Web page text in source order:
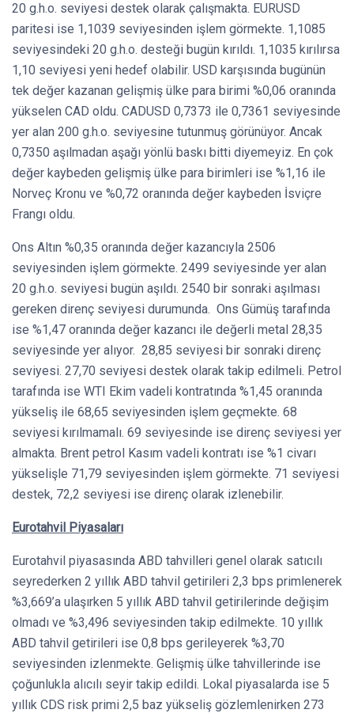
20 g.h.o. seviyesi destek olarak çalışmakta. EURUSD
paritesi ise 1,1039 seviyesinden işlem görmekte. 1,1085
seviyesindeki 20 g.h.o. desteği bugün kırıldı. 1,1035 kırılırsa
1,10 seviyesi yeni hedef olabilir. USD karşısında bugünün
tek değer kazanan gelişmiş ülke para birimi %0,06 oranında
yükselen CAD oldu. CADUSD 0,7373 ile 0,7361 seviyesinde
yer alan 200 g.h.o. seviyesine tutunmuş görünüyor. Ancak
0,7350 aşılmadan aşağı yönlü baskı bitti diyemeyiz. En çok
değer kaybeden gelişmiş ülke para birimleri ise %1,16 ile
Norveç Kronu ve %0,72 oranında değer kaybeden İsviçre
Frangı oldu.
Ons Altın %0,35 oranında değer kazancıyla 2506
seviyesinden işlem görmekte. 2499 seviyesinde yer alan
20 g.h.o. seviyesi bugün aşıldı. 2540 bir sonraki aşılması
gereken direnç seviyesi durumunda. Ons Gümüş tarafında
ise %1,47 oranında değer kazancı ile değerli metal 28,35
seviyesinde yer alıyor. 28,85 seviyesi bir sonraki direnç
seviyesi. 27,70 seviyesi destek olarak takip edilmeli. Petrol
tarafında ise WTI Ekim vadeli kontratında %1,45 oranında
yükseliş ile 68,65 seviyesinden işlem geçmekte. 68
seviyesi kırılmamalı. 69 seviyesinde ise direnç seviyesi yer
almakta. Brent petrol Kasım vadeli kontratı ise %1 civarı
yükselişle 71,79 seviyesinden işlem görmekte. 71 seviyesi
destek, 72,2 seviyesi ise direnç olarak izlenebilir.
Eurotahvil Piyasaları
Eurotahvil piyasasında ABD tahvilleri genel olarak satıcılı
seyrederken 2 yıllık ABD tahvil getirileri 2,3 bps primlenerek
%3,669’a ulaşırken 5 yıllık ABD tahvil getirilerinde değişim
olmadı ve %3,496 seviyesinden takip edilmekte. 10 yıllık
ABD tahvil getirileri ise 0,8 bps gerileyerek %3,70
seviyesinden izlenmekte. Gelişmiş ülke tahvillerinde ise
çoğunlukla alıcılı seyir takip edildi. Lokal piyasalarda ise 5
yıllık CDS risk primi 2,5 baz yükseliş gözlemlenirken 273